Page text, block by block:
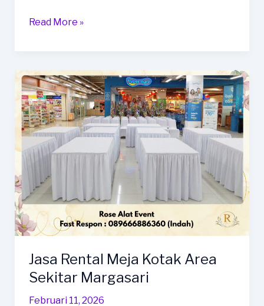
Vendor
Bersih
Dan
Kokoh
Arae
Tegal
Read More »
Jasa Rental Meja Kotak Area
Sekitar Margasari
Februari 11, 2026